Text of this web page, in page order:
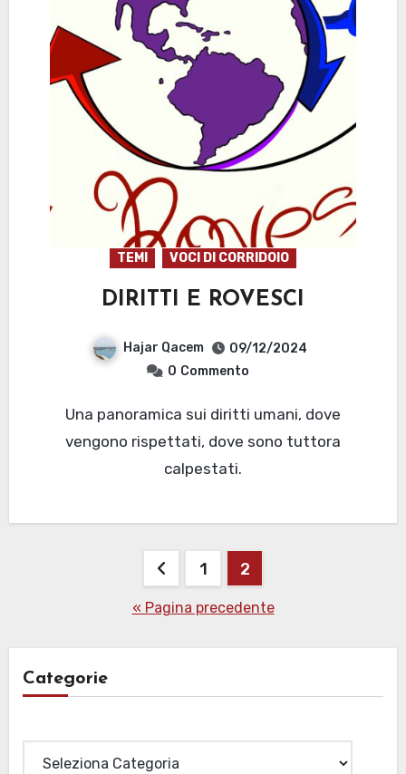
TEMI VOCI DI CORRIDOIO
DIRITTI E ROVESCI
Hajar Qacem
09/12/2024
0 Commento
Una panoramica sui diritti umani, dove
vengono rispettati, dove sono tuttora
calpestati.
Paginazione
1 2
« Pagina precedente
Categorie